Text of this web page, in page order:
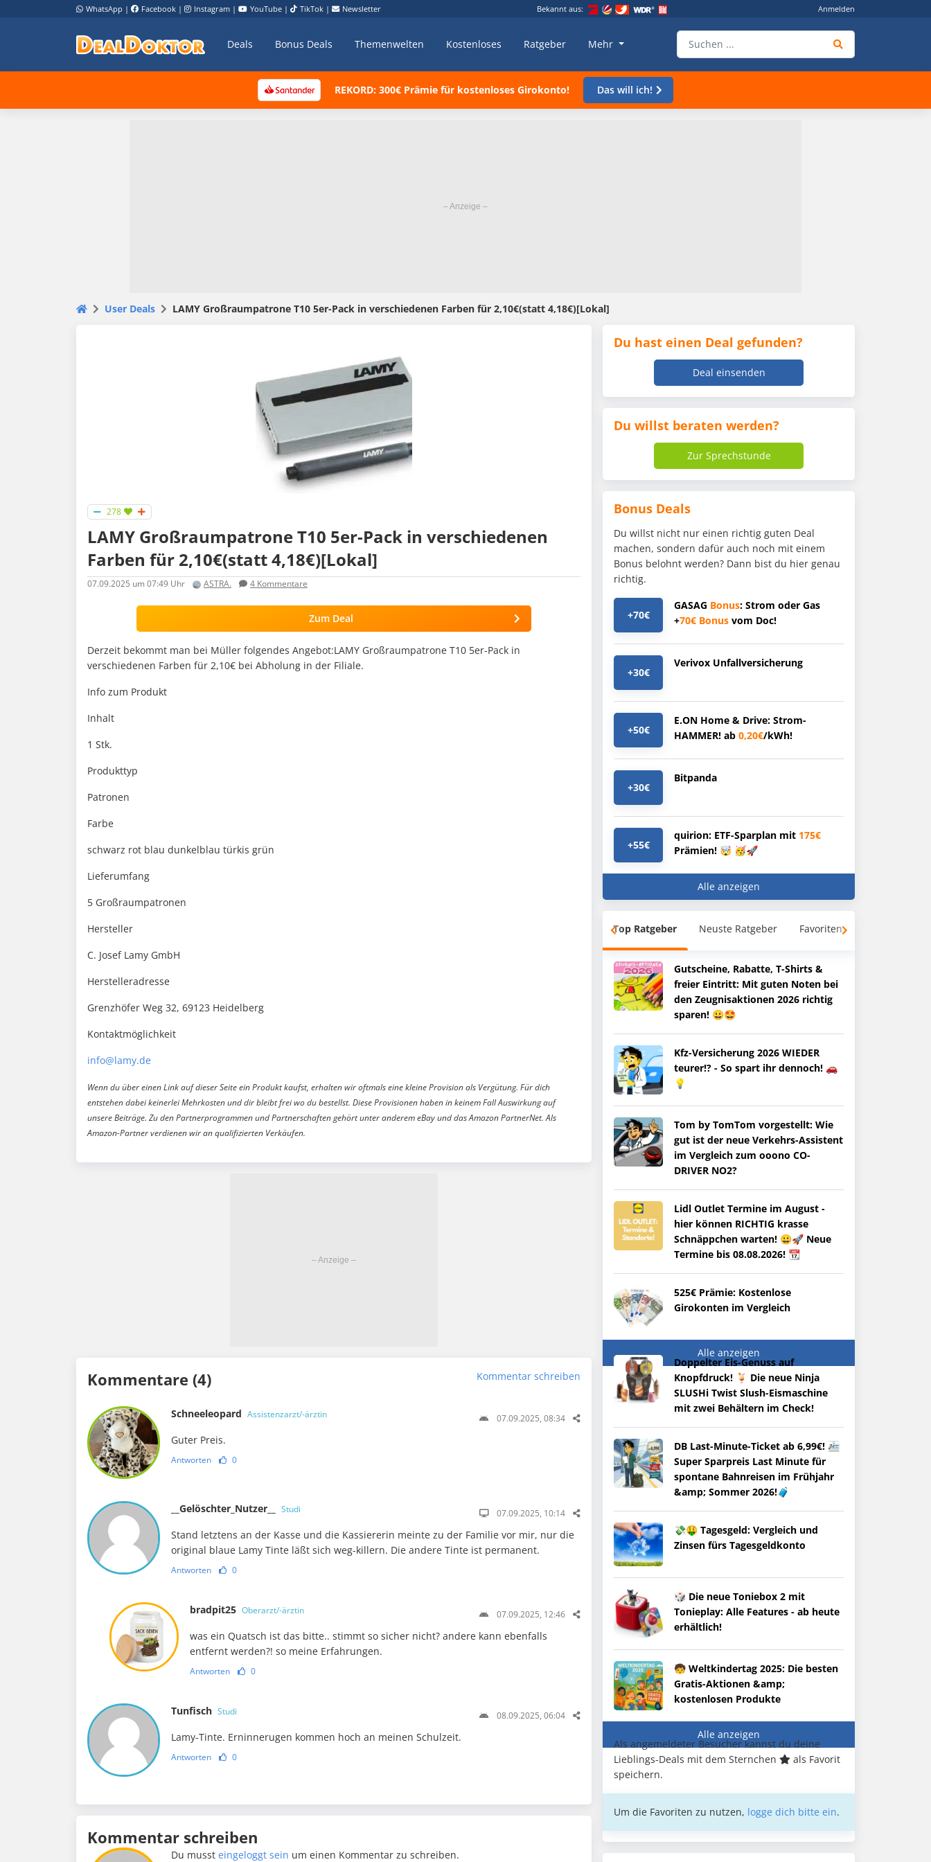
WhatsApp | Facebook | Instagram | YouTube | TikTok | Newsletter Bekannt aus: Anmelden
Deals Bonus Deals Themenwelten Kostenloses Ratgeber Mehr
REKORD: 300€ Prämie für kostenloses Girokonto! Das will ich!
User Deals LAMY Großraumpatrone T10 5er-Pack in verschiedenen Farben für 2,10€(statt 4,18€)[Lokal]
278
LAMY Großraumpatrone T10 5er-Pack in verschiedenen
Farben für 2,10€(statt 4,18€)[Lokal]
07.09.2025 um 07:49 Uhr ASTRA. 4 Kommentare
Zum Deal
Derzeit bekommt man bei Müller folgendes Angebot:LAMY Großraumpatrone T10 5er-Pack in
verschiedenen Farben für 2,10€ bei Abholung in der Filiale.
Info zum Produkt
Inhalt
1 Stk.
Produkttyp
Patronen
Farbe
schwarz rot blau dunkelblau türkis grün
Lieferumfang
5 Großraumpatronen
Hersteller
C. Josef Lamy GmbH
Herstelleradresse
Grenzhöfer Weg 32, 69123 Heidelberg
Kontaktmöglichkeit
info@lamy.de
Wenn du über einen Link auf dieser Seite ein Produkt kaufst, erhalten wir oftmals eine kleine Provision als Vergütung. Für dich
entstehen dabei keinerlei Mehrkosten und dir bleibt frei wo du bestellst. Diese Provisionen haben in keinem Fall Auswirkung auf
unsere Beiträge. Zu den Partnerprogrammen und Partnerschaften gehört unter anderem eBay und das Amazon PartnerNet. Als
Amazon-Partner verdienen wir an qualifizierten Verkäufen.
Kommentare (4) Kommentar schreiben
Schneeleopard Assistenzarzt/-ärztin 07.09.2025, 08:34
Guter Preis.
Antworten 0
__Gelöschter_Nutzer__ Studi 07.09.2025, 10:14
Stand letztens an der Kasse und die Kassiererin meinte zu der Familie vor mir, nur die
original blaue Lamy Tinte läßt sich weg-killern. Die andere Tinte ist permanent.
Antworten 0
bradpit25 Oberarzt/-ärztin 07.09.2025, 12:46
was ein Quatsch ist das bitte.. stimmt so sicher nicht? andere kann ebenfalls
entfernt werden?! so meine Erfahrungen.
Antworten 0
Tunfisch Studi 08.09.2025, 06:04
Lamy-Tinte. Erninnerugen kommen hoch an meinen Schulzeit.
Antworten 0
Kommentar schreiben
Du mussteingeloggt sein um einen Kommentar zu schreiben.
Du hast einen Deal gefunden?
Deal einsenden
Du willst beraten werden?
Zur Sprechstunde
Bonus Deals
Du willst nicht nur einen richtig guten Deal
machen, sondern dafür auch noch mit einem
Bonus belohnt werden? Dann bist du hier genau
richtig.
+70€
GASAG Bonus: Strom oder Gas
+70€ Bonus vom Doc!
+30€
Verivox Unfallversicherung
+50€
E.ON Home & Drive: Strom-
HAMMER! ab 0,20€/kWh!
+30€
Bitpanda
+55€
quirion: ETF-Sparplan mit 175€
Prämien! 🤯 🥳🚀
Alle anzeigen
Top Ratgeber Neuste Ratgeber Favoriten
Gutscheine, Rabatte, T-Shirts &
freier Eintritt: Mit guten Noten bei
den Zeugnisaktionen 2026 richtig
sparen! 😀🤩
Kfz-Versicherung 2026 WIEDER
teurer!? - So spart ihr dennoch! 🚗
💡
Tom by TomTom vorgestellt: Wie
gut ist der neue Verkehrs-Assistent
im Vergleich zum ooono CO-
DRIVER NO2?
Lidl Outlet Termine im August -
hier können RICHTIG krasse
Schnäppchen warten! 😀🚀 Neue
Termine bis 08.08.2026! 📆
525€ Prämie: Kostenlose
Girokonten im Vergleich
Alle anzeigen
Doppelter Eis-Genuss auf
Knopfdruck! 🍹 Die neue Ninja
SLUSHi Twist Slush-Eismaschine
mit zwei Behältern im Check!
DB Last-Minute-Ticket ab 6,99€! 🚈
Super Sparpreis Last Minute für
spontane Bahnreisen im Frühjahr
&amp; Sommer 2026!🧳
💸🤑 Tagesgeld: Vergleich und
Zinsen fürs Tagesgeldkonto
🎲 Die neue Toniebox 2 mit
Tonieplay: Alle Features - ab heute
erhältlich!
🧒 Weltkindertag 2025: Die besten
Gratis-Aktionen &amp;
kostenlosen Produkte
Alle anzeigen
Als angemeldeter Besucher kannst du deine
Lieblings-Deals mit dem Sternchen
als Favorit
speichern.
Um die Favoriten zu nutzen, logge dich bitte ein.